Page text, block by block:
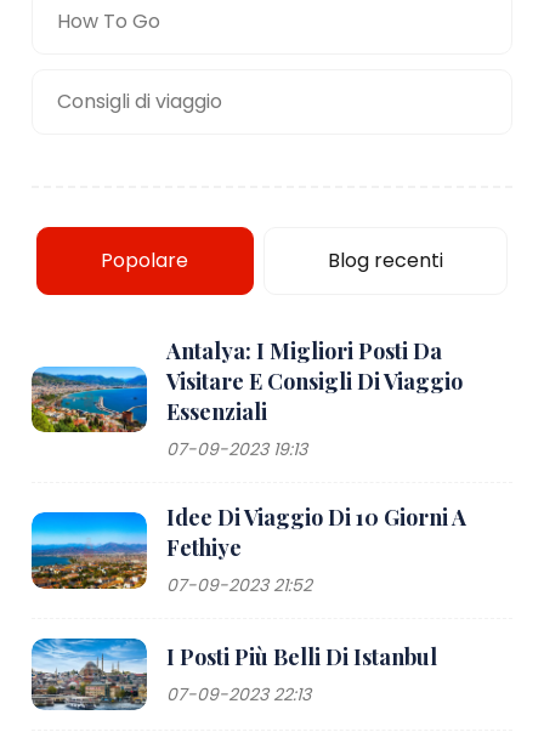
How To Go
Consigli di viaggio
Popolare Blog recenti
Antalya: I Migliori Posti Da
Visitare E Consigli Di Viaggio
Essenziali
07-09-2023 19:13
Idee Di Viaggio Di 10 Giorni A
Fethiye
07-09-2023 21:52
I Posti Più Belli Di Istanbul
07-09-2023 22:13